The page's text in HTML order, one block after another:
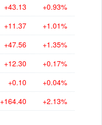
+43.13 +0.93%
+11.37 +1.01%
+47.56 +1.35%
+12.30 +0.17%
+0.10 +0.04%
+164.40 +2.13%